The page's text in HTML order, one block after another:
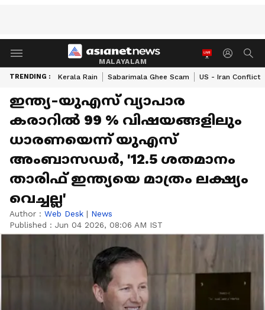
MALAYALAM
TRENDING : Kerala Rain Sabarimala Ghee Scam US - Iran Conflict
ഇന്ത്യ-യുഎസ് വ്യാപാര
കരാറിൽ 99 % വിഷയങ്ങളിലും
ധാരണയെന്ന് യുഎസ്
അംബാസഡർ, '12.5 ശതമാനം
താരിഫ് ഇന്ത്യയെ മാത്രം ലക്ഷ്യം
വെച്ചല്ല'
Author : Web Desk | News
Published : Jun 04 2026, 08:06 AM IST